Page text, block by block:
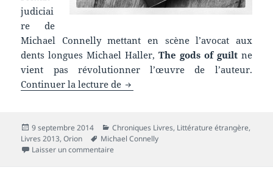
judiciai
re de
Michael Connelly mettant en scène l’avocat aux
dents longues Michael Haller, The gods of guiltne
vient pas révolutionner l’œuvre de l’auteur.
Continuer la lecture de Chronique livre : The gods of
Publié
le
9 septembre 2014 Catégories
Chroniques Livres, Littérature étrangère,
Livres 2013,Orion
Mots-
clés
Michael Connelly
Laisser un commentaire